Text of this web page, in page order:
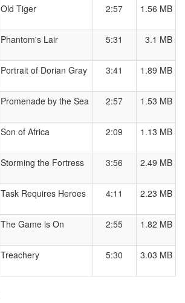
Old Tiger 2:57 1.56 MB
Phantom's Lair 5:31 3.1 MB
Portrait of Dorian Gray 3:41 1.89 MB
Promenade by the Sea 2:57 1.53 MB
Son of Africa 2:09 1.13 MB
Storming the Fortress 3:56 2.49 MB
Task Requires Heroes 4:11 2.23 MB
The Game is On 2:55 1.82 MB
Treachery 5:30 3.03 MB